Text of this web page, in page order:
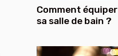
Comment équiper
sa salle de bain ?